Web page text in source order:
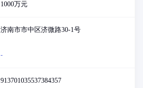
1000万元
济南市市中区济微路30-1号
-
913701035537384357